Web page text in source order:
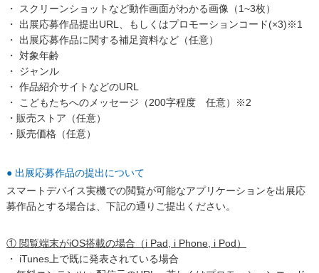
・ スクリーンショットなど動作画面がわかる画像（1~3枚）
・ 出展応募作品提出URL、もしくはプロモーションコード(×3)※1
・ 出展応募作品に関する補足資料など（任意）
・ 対象年齢
・ ジャンル
・ 作品紹介サイトなどのURL
・ こどもたちへのメッセージ（200字程度 任意）※2
・販売ストア（任意）
・販売価格（任意）
● 出展応募作品の提出について
スマートデバイス実機での閲覧が可能なアプリケーションを出展応
募作品とする場合は、下記の通りご提出ください。
① 閲覧端末がiOS搭載の場合（i Pad, i Phone, i Pod）
・ iTunes上で既に発表されている場合